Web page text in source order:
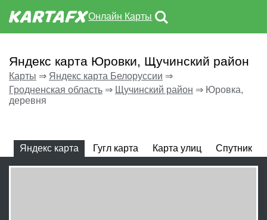
Онлайн Карты
Яндекс карта Юровки, Щучинский район
Карты ⇒ Яндекс карта Белоруссии ⇒
Гродненская область ⇒ Щучинский район ⇒ Юровка,
деревня
Яндекс карта Гугл карта Карта улиц Спутник